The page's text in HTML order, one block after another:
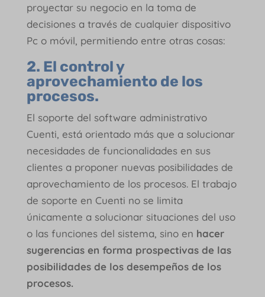
proyectar su negocio en la toma de
decisiones a través de cualquier dispositivo
Pc o móvil, permitiendo entre otras cosas:
2. El control y
aprovechamiento de los
procesos.
El soporte del software administrativo
Cuenti, está orientado más que a solucionar
necesidades de funcionalidades en sus
clientes a proponer nuevas posibilidades de
aprovechamiento de los procesos. El trabajo
de soporte en Cuenti no se limita
únicamente a solucionar situaciones del uso
o las funciones del sistema, sino en hacer
sugerencias en forma prospectivas de las
posibilidades de los desempeños de los
procesos.